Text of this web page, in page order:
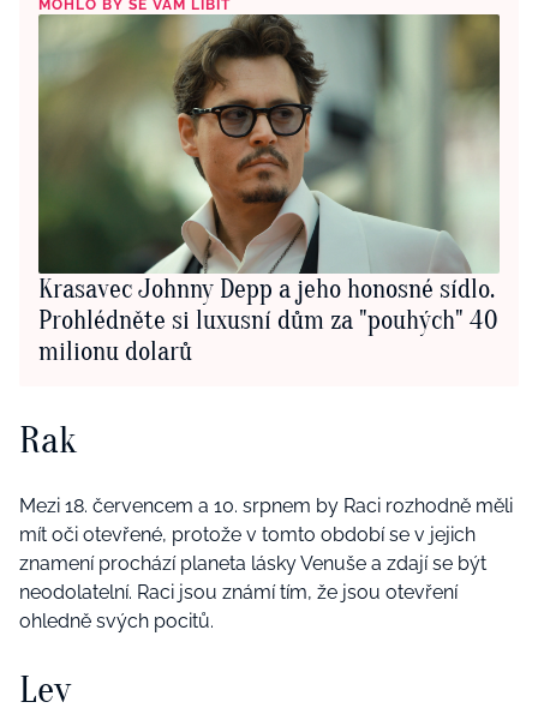
MOHLO BY SE VÁM LÍBIT
Krasavec Johnny Depp a jeho honosné sídlo.
Prohlédněte si luxusní dům za "pouhých" 40
milionu dolarů
Rak
Mezi 18. červencem a 10. srpnem by Raci rozhodně měli
mít oči otevřené, protože v tomto období se v jejich
znamení prochází planeta lásky Venuše a zdají se být
neodolatelní. Raci jsou známí tím, že jsou otevření
ohledně svých pocitů.
Lev